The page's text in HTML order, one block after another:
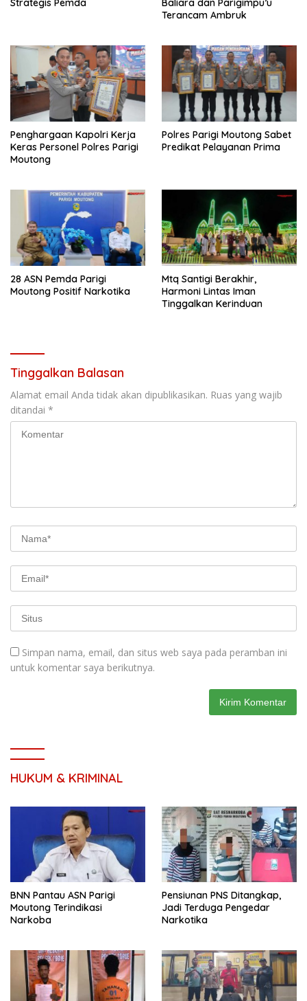
Strategis Pemda
Baliara dan Parigimpu’u
Terancam Ambruk
Penghargaan Kapolri Kerja
Keras Personel Polres Parigi
Moutong
Polres Parigi Moutong Sabet
Predikat Pelayanan Prima
28 ASN Pemda Parigi
Moutong Positif Narkotika
Mtq Santigi Berakhir,
Harmoni Lintas Iman
Tinggalkan Kerinduan
Tinggalkan Balasan
Alamat email Anda tidak akan dipublikasikan. Ruas yang wajib
ditandai *
Simpan nama, email, dan situs web saya pada peramban ini
untuk komentar saya berikutnya.
HUKUM & KRIMINAL
BNN Pantau ASN Parigi
Moutong Terindikasi
Narkoba
Pensiunan PNS Ditangkap,
Jadi Terduga Pengedar
Narkotika